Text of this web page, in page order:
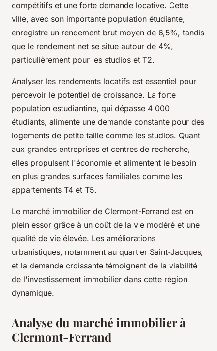
compétitifs et une forte demande locative. Cette
ville, avec son importante population étudiante,
enregistre un rendement brut moyen de 6,5%, tandis
que le rendement net se situe autour de 4%,
particulièrement pour les studios et T2.
Analyser les rendements locatifs est essentiel pour
percevoir le potentiel de croissance. La forte
population estudiantine, qui dépasse 4 000
étudiants, alimente une demande constante pour des
logements de petite taille comme les studios. Quant
aux grandes entreprises et centres de recherche,
elles propulsent l'économie et alimentent le besoin
en plus grandes surfaces familiales comme les
appartements T4 et T5.
Le marché immobilier de Clermont-Ferrand est en
plein essor grâce à un coût de la vie modéré et une
qualité de vie élevée. Les améliorations
urbanistiques, notamment au quartier Saint-Jacques,
et la demande croissante témoignent de la viabilité
de l'investissement immobilier dans cette région
dynamique.
Analyse du marché immobilier à
Clermont-Ferrand